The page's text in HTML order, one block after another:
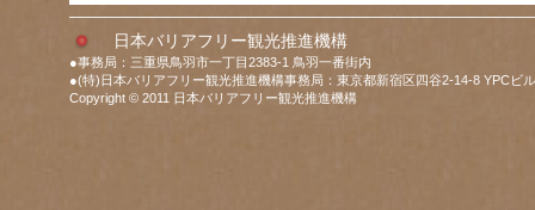
日本バリアフリー観光推進機構
●事務局：三重県鳥羽市一丁目2383-1 鳥羽一番街内
●(特)日本バリアフリー観光推進機構事務局：東京都新宿区四谷2-14-8 YPCビ
Copyright © 2011 日本バリアフリー観光推進機構